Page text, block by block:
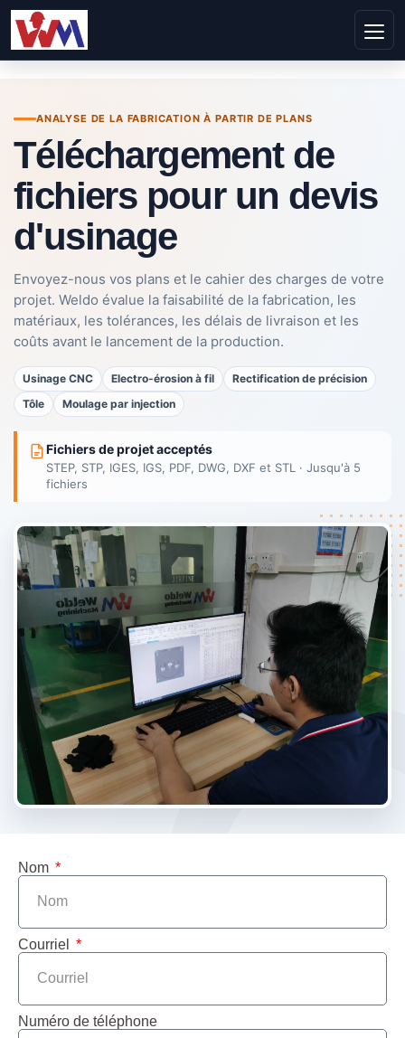
ANALYSE DE LA FABRICATION À PARTIR DE PLANS
Téléchargement de
fichiers pour un devis
d'usinage
Envoyez-nous vos plans et le cahier des charges de votre
projet. Weldo évalue la faisabilité de la fabrication, les
matériaux, les tolérances, les délais de livraison et les
coûts avant le lancement de la production.
Usinage CNC Electro-érosion à fil
Rectification de précision
Tôle
Moulage par injection
Fichiers de projet acceptés
STEP, STP, IGES, IGS, PDF, DWG, DXF et STL · Jusqu'à 5
fichiers
Nom
Courriel
Numéro de téléphone